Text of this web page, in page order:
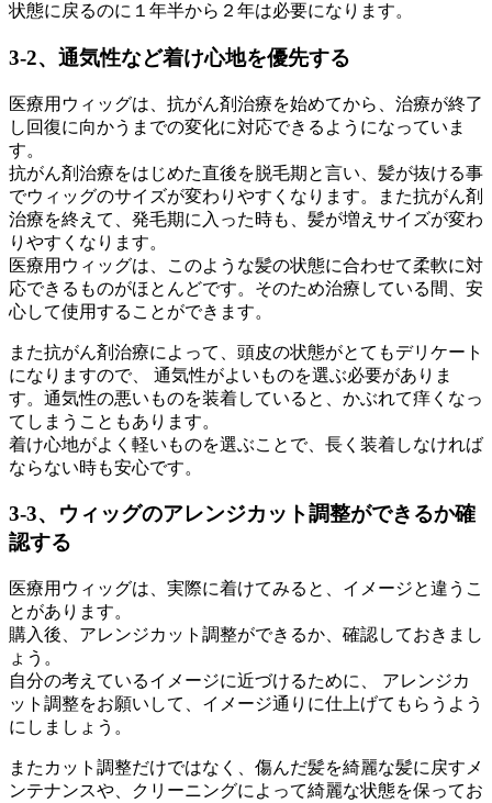
状態に戻るのに１年半から２年は必要になります。
3-2、通気性など着け心地を優先する
医療用ウィッグは、抗がん剤治療を始めてから、治療が終了
し回復に向かうまでの変化に対応できるようになっていま
す。
抗がん剤治療をはじめた直後を脱毛期と言い、髪が抜ける事
でウィッグのサイズが変わりやすくなります。また抗がん剤
治療を終えて、発毛期に入った時も、髪が増えサイズが変わ
りやすくなります。
医療用ウィッグは、このような髪の状態に合わせて柔軟に対
応できるものがほとんどです。そのため治療している間、安
心して使用することができます。
また抗がん剤治療によって、頭皮の状態がとてもデリケート
になりますので、 通気性がよいものを選ぶ必要がありま
す。通気性の悪いものを装着していると、かぶれて痒くなっ
てしまうこともあります。
着け心地がよく軽いものを選ぶことで、長く装着しなければ
ならない時も安心です。
3-3、ウィッグのアレンジカット調整ができるか確
認する
医療用ウィッグは、実際に着けてみると、イメージと違うこ
とがあります。
購入後、アレンジカット調整ができるか、確認しておきまし
ょう。
自分の考えているイメージに近づけるために、 アレンジカ
ット調整をお願いして、イメージ通りに仕上げてもらうよう
にしましょう。
またカット調整だけではなく、傷んだ髪を綺麗な髪に戻すメ
ンテナンスや、クリーニングによって綺麗な状態を保ってお